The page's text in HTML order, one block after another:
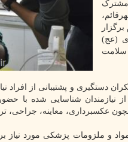
مشترک
(عج)
سلامت
و پشتیبانی از افراد
مهدوی» هم به اجرا رسید که طی آن ۸۵ نفر از
عکسبرداری، معاینه، جراحی،
و ملزومات پزشکی مورد